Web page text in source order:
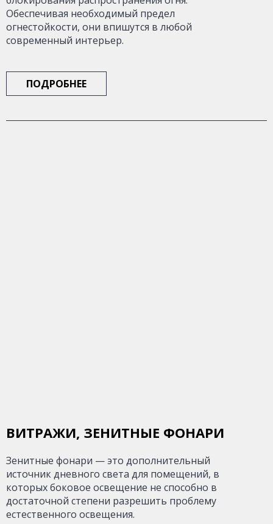
Обеспечивая необходимый предел
огнестойкости, они впишутся в любой
современный интерьер.
ПОДРОБНЕЕ
ВИТРАЖИ, ЗЕНИТНЫЕ ФОНАРИ
Зенитные фонари — это дополнительный
источник дневного света для помещений, в
которых боковое освещение не способно в
достаточной степени разрешить проблему
естественного освещения.